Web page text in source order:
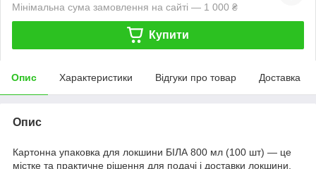
Мінімальна сума замовлення на сайті — 1 000 ₴
Купити
Опис Характеристики Відгуки про товар Доставка
Опис
Картонна упаковка для локшини БІЛА 800 мл (100 шт) — це
містке та практичне рішення для подачі і доставки локшини,